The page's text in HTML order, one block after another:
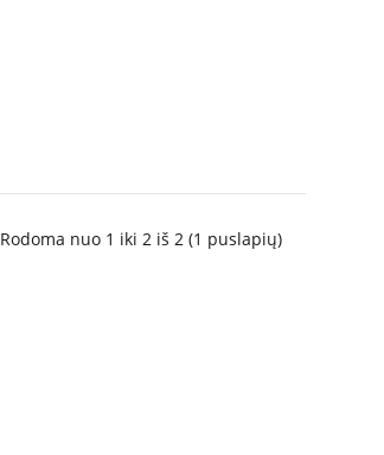
Rodoma nuo 1 iki 2 iš 2 (1 puslapių)